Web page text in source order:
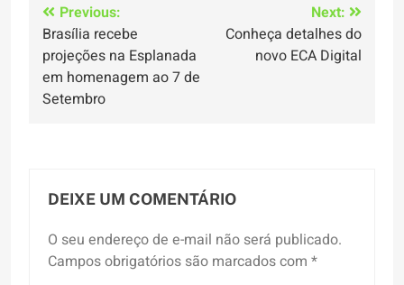
Navegação
de
Post
Previous:
Brasília recebe
projeções na Esplanada
em homenagem ao 7 de
Setembro
Next:
Conheça detalhes do
novo ECA Digital
DEIXE UM COMENTÁRIO
O seu endereço de e-mail não será publicado.
Campos obrigatórios são marcados com *